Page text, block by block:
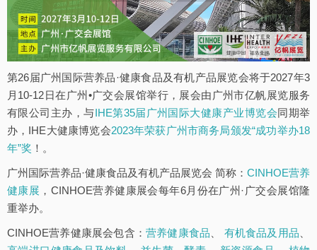
第26届广州国际营养品·健康食品及有机产品展览会将于2027年3
月10-12日在广州•广交会展馆举行，展会由广州市亿帆展览服务
有限公司主办，与IHE第35届广州国际大健康产业博览会同期举
办，IHE大健康博览会2023年荣获广州市商务局颁发“成功举办18
年”奖 ！。
广州国际营养品·健康食品及有机产品展览会 简称： CINHOE营养
健康展 ，CINHOE营养健康展会每年6月份在广州·广交会展馆隆
重举办。
CINHOE营养健康展会包含： 营养健康食品 有机食品及用品